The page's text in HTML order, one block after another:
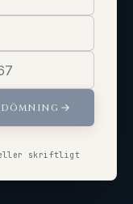
eller skriftligt